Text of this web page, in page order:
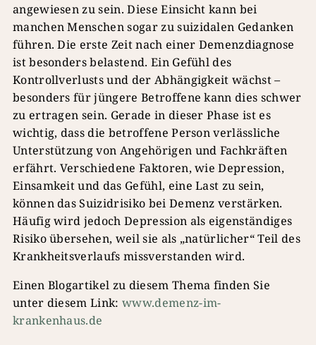
angewiesen zu sein. Diese Einsicht kann bei
manchen Menschen sogar zu suizidalen Gedanken
führen. Die erste Zeit nach einer Demenzdiagnose
ist besonders belastend. Ein Gefühl des
Kontrollverlusts und der Abhängigkeit wächst –
besonders für jüngere Betroffene kann dies schwer
zu ertragen sein. Gerade in dieser Phase ist es
wichtig, dass die betroffene Person verlässliche
Unterstützung von Angehörigen und Fachkräften
erfährt. Verschiedene Faktoren, wie Depression,
Einsamkeit und das Gefühl, eine Last zu sein,
können das Suizidrisiko bei Demenz verstärken.
Häufig wird jedoch Depression als eigenständiges
Risiko übersehen, weil sie als „natürlicher“ Teil des
Krankheitsverlaufs missverstanden wird.
Einen Blogartikel zu diesem Thema finden Sie
unter diesem Link:www.demenz-im-
krankenhaus.de